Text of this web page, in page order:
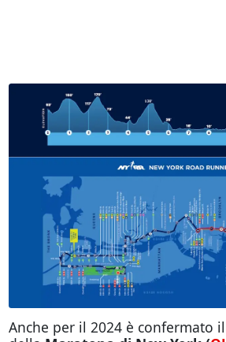
Anche per il 2024 è confermato